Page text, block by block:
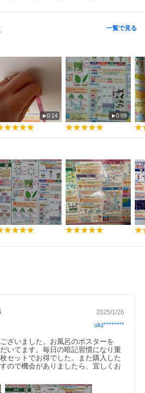
一覧で見る
0:14 0:09
2025/1/26
ukz********
ざいました。お風呂のポスターを
いてます。毎日の暗記習慣になり重
セットでお得でした。また購入した
ので機会がありましたら、宜しくお